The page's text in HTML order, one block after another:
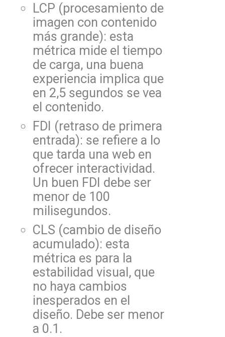
LCP (procesamiento de
imagen con contenido
más grande): esta
métrica mide el tiempo
de carga, una buena
experiencia implica que
en 2,5 segundos se vea
el contenido.
FDI (retraso de primera
entrada): se refiere a lo
que tarda una web en
ofrecer interactividad.
Un buen FDI debe ser
menor de 100
milisegundos.
CLS (cambio de diseño
acumulado): esta
métrica es para la
estabilidad visual, que
no haya cambios
inesperados en el
diseño. Debe ser menor
a 0.1.